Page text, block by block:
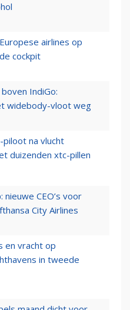
airlines op
cockpit
IndiGo:
widebody-vloot weg
piloot na vlucht
duizenden xtc-pillen
nieuwe CEO’s voor
City Airlines
en vracht op
in tweede